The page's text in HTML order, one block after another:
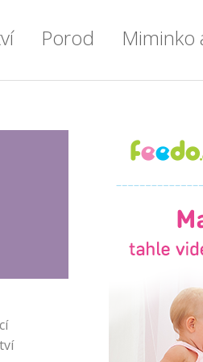
Porod
Porod císařským řezem
První chvíle s miminkem
Miminko
Výbavička
Kojení
Zdraví a